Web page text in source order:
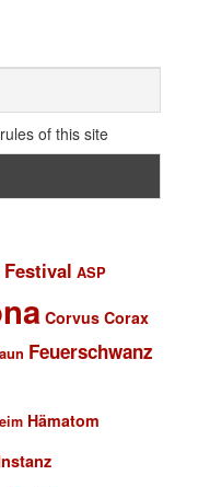
of this site
ASP
Corvus Corax
Feuerschwanz
Hämatom